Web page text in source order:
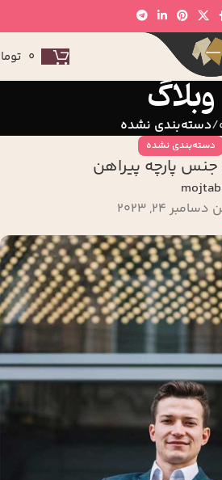
0
وبلاگ
دسته‌بندی نشده
دسته‌بندی نشده
جنس پارچه پیراهن
24, 2023